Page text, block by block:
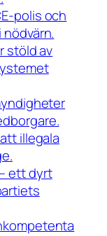
polis och
stöld av
illegala
ett dyrt